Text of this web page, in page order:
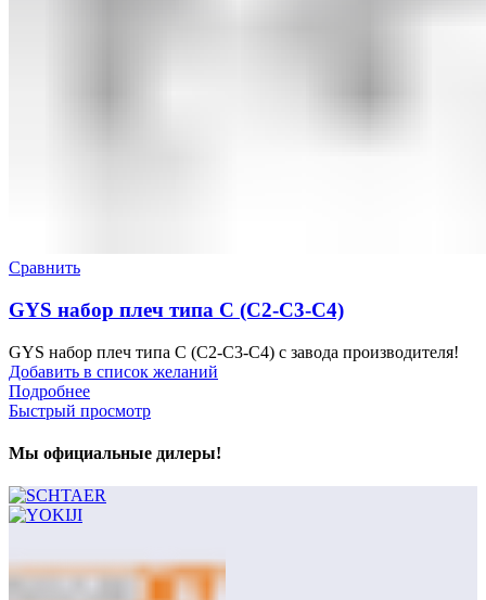
Сравнить
GYS набор плеч типа С (С2-С3-С4)
GYS набор плеч типа С (С2-С3-С4) с завода производителя!
Добавить в список желаний
Подробнее
Быстрый просмотр
Мы официальные дилеры!